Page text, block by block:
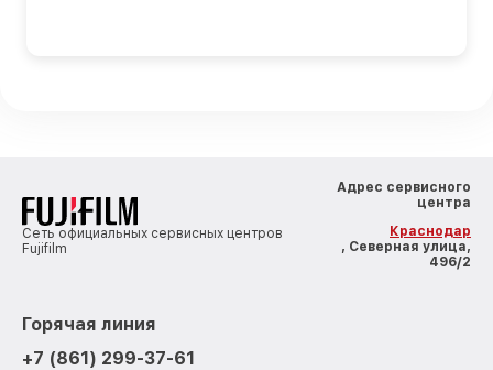
Сеть официальных сервисных центров
Fujifilm
Адрес сервисного
центра
Краснодар
, Северная улица,
496/2
Горячая линия
+7 (861) 299-37-61